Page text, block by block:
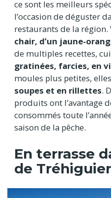
ce sont les meilleurs
l’occasion de déguster
restaurants de la
chair, d’un jaune-
de multiples recettes,
gratinées, farcies, en
moules plus petites,
soupes et en rillettes.
produits ont l’avantage
consommés toute
saison de la pêche.
En terrasse
de Tréhiguier